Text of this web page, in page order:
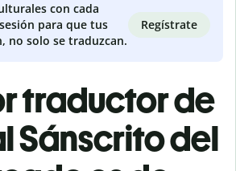
con cada
para que tus
no solo se traduzcan.
Regístrate
traductor de
Sánscrito del